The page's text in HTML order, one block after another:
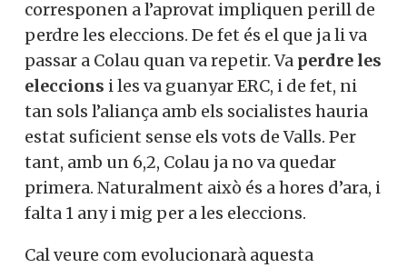
corresponen a l’aprovat impliquen perill de
perdre les eleccions. De fet és el que ja li va
passar a Colau quan va repetir. Va perdre les
eleccions i les va guanyar ERC, i de fet, ni
tan sols l’aliança amb els socialistes hauria
estat suficient sense els vots de Valls. Per
tant, amb un 6,2, Colau ja no va quedar
primera. Naturalment això és a hores d’ara, i
falta 1 any i mig per a les eleccions.
Cal veure com evolucionarà aquesta